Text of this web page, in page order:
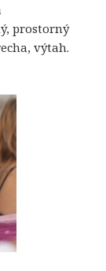
prostorný
výtah.